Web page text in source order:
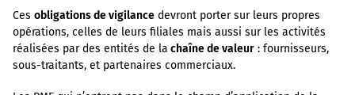
Ces obligations de vigilance devront porter sur leurs propres
opérations, celles de leurs filiales mais aussi sur les activités
réalisées par des entités de la chaîne de valeur : fournisseurs,
sous-traitants, et partenaires commerciaux.